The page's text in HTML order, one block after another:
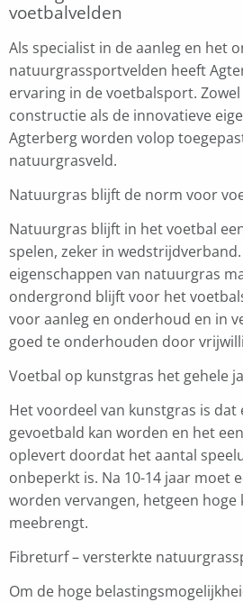
voetbalvelden
Als specialist in de aanleg en het
natuurgrassportvelden heeft
ervaring in de voetbalsport.
constructie als de innovatieve
Agterberg worden volop
natuurgrasveld.
Natuurgras blijft de norm voor
Natuurgras blijft in het voetbal
spelen, zeker in
eigenschappen van natuurgras
ondergrond blijft voor het
voor aanleg en onderhoud en in
goed te onderhouden door
Voetbal op kunstgras het gehele
Het voordeel van kunstgras is dat
gevoetbald kan worden en het
oplevert doordat het aantal
onbeperkt is. Na 10-14 jaar moet
worden vervangen, hetgeen hoge
meebrengt.
Fibreturf – versterkte
Om de hoge